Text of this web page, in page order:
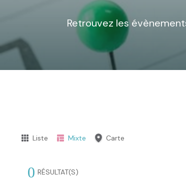
Retrouvez les
Liste Mixte Carte
0 RÉSULTAT(S)